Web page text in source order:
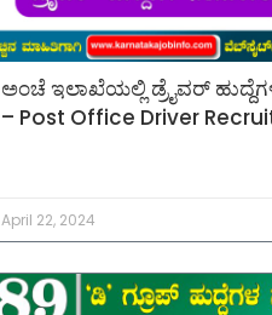
ಅಂಚೆ ಇಲಾಖೆಯಲ್ಲಿ ಡ್ರೈವರ್
– Post Office Driver
April 22, 2024